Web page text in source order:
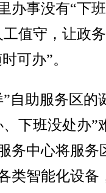
办事没有“下
值守，让政
可办”。
助服务区的
下班没处办”
务中心将服务
类智能化设备